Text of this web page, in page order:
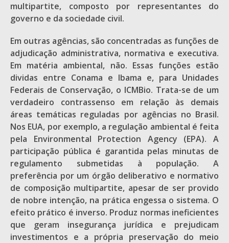
multipartite, composto por representantes do
governo e da sociedade civil.
Em outras agências, são concentradas as funções de
adjudicação administrativa, normativa e executiva.
Em matéria ambiental, não. Essas funções estão
dividas entre Conama e Ibama e, para Unidades
Federais de Conservação, o ICMBio. Trata-se de um
verdadeiro contrassenso em relação às demais
áreas temáticas reguladas por agências no Brasil.
Nos EUA, por exemplo, a regulação ambiental é feita
pela Environmental Protection Agency (EPA). A
participação pública é garantida pelas minutas de
regulamento submetidas à população. A
preferência por um órgão deliberativo e normativo
de composição multipartite, apesar de ser provido
de nobre intenção, na prática engessa o sistema. O
efeito prático é inverso. Produz normas ineficientes
que geram insegurança jurídica e prejudicam
investimentos e a própria preservação do meio